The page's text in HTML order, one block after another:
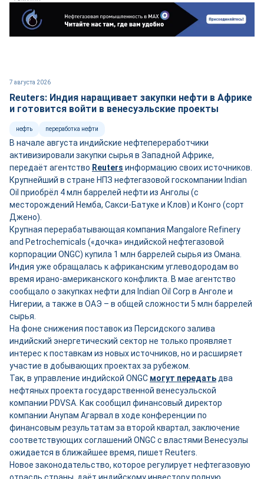
7 августа 2026
Reuters: Индия наращивает закупки нефти в Африке
и готовится войти в венесуэльские проекты
нефть переработка нефти
В начале августа индийские нефтепереработчики
активизировали закупки сырья в Западной Африке,
передаёт агентство Reuters информацию своих источников.
Крупнейший в стране НПЗ нефтегазовой госкомпании Indian
Oil приобрёл 4 млн баррелей нефти из Анголы (с
месторождений Немба, Сакси-Батуке и Клов) и Конго (сорт
Джено).
Крупная перерабатывающая компания Mangalore Refinery
and Petrochemicals («дочка» индийской нефтегазовой
корпорации ONGC) купила 1 млн баррелей сырья из Омана.
Индия уже обращалась к африканским углеводородам во
время ирано-американского конфликта. В мае агентство
сообщало о закупках нефти для Indian Oil Corp в Анголе и
Нигерии, а также в ОАЭ – в общей сложности 5 млн баррелей
сырья.
На фоне снижения поставок из Персидского залива
индийский энергетический сектор не только проявляет
интерес к поставкам из новых источников, но и расширяет
участие в добывающих проектах за рубежом.
Так, в управление индийской ONGC могут передать два
нефтяных проекта государственной венесуэльской
компании PDVSA. Как сообщил финансовый директор
компании Анупам Агарвал в ходе конференции по
финансовым результатам за второй квартал, заключение
соответствующих соглашений ONGC с властями Венесуэлы
ожидается в ближайшее время, пишет Reuters.
Новое законодательство, которое регулирует нефтегазовую